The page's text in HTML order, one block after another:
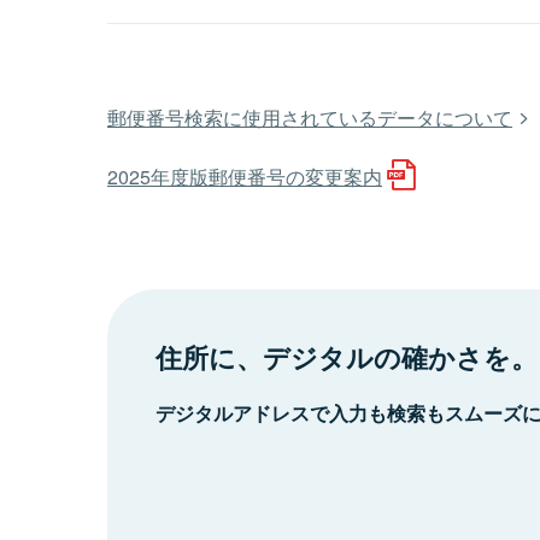
郵便番号検索に使用されているデータについて
2025年度版郵便番号の変更案内
住所に、デジタルの確かさを。
デジタルアドレスで入力も検索もスムーズ